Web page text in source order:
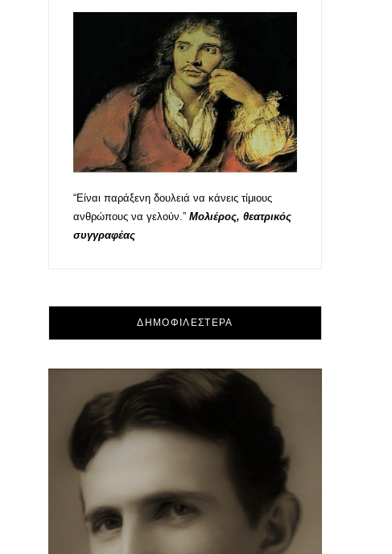
“Είναι παράξενη δουλειά να κάνεις τίμιους
ανθρώπους να γελούν.” Μολιέρος, θεατρικός
συγγραφέας
ΔΗΜΟΦΙΛΕΣΤΕΡΑ